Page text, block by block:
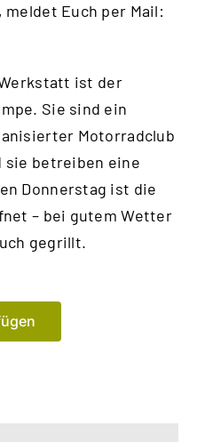
Euch per Mail:
ist der
. Sie sind ein
Motorradclub
sie betreiben eine
Donnerstag ist die
– bei gutem Wetter
gegrillt.